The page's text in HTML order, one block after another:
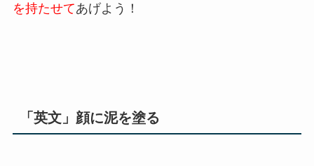
を持たせてあげよう！
「英文」顔に泥を塗る